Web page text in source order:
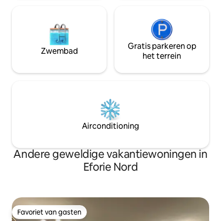
Zwembad
Gratis parkeren op
het terrein
Airconditioning
Andere geweldige vakantiewoningen in
Eforie Nord
Favoriet van gasten
Favoriet van gasten